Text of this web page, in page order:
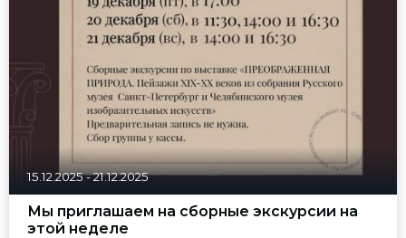
15.12.2025-21.12.2025
Мы приглашаем на сборные экскурсии на
этой неделе